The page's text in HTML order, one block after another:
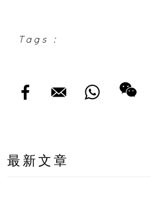
Tags :
最新文章